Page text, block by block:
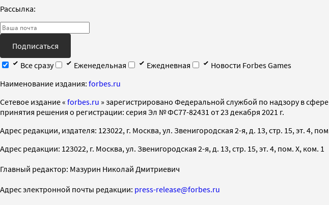
Рассылка:
Подписаться
Все сразу
Еженедельная Ежедневная
Новости Forbes Games
Наименование издания: forbes.ru
Cетевое издание « forbes.ru » зарегистрировано Федеральной службой по надзору в
принятия решения о регистрации: серия Эл № ФС77-82431 от 23 декабря 2021 г.
Адрес редакции, издателя: 123022, г. Москва, ул. Звенигородская 2-я, д. 13, стр. 15, эт. 4,
Адрес редакции: 123022, г. Москва, ул. Звенигородская 2-я, д. 13, стр. 15, эт. 4, пом. X, ком. 1
Главный редактор: Мазурин Николай Дмитриевич
Адрес электронной почты редакции: press-release@forbes.ru